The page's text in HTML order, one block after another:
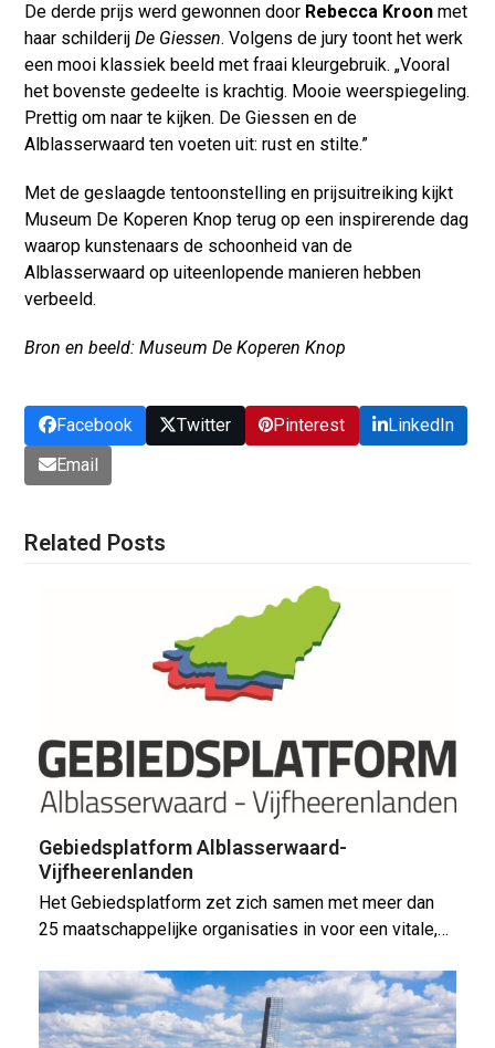
De derde prijs werd gewonnen door Rebecca Kroon met
haar schilderijDe Giessen. Volgens de jury toont het werk
een mooi klassiek beeld met fraai kleurgebruik. „Vooral
het bovenste gedeelte is krachtig. Mooie weerspiegeling.
Prettig om naar te kijken. De Giessen en de
Alblasserwaard ten voeten uit: rust en stilte.”
Met de geslaagde tentoonstelling en prijsuitreiking kijkt
Museum De Koperen Knop terug op een inspirerende dag
waarop kunstenaars de schoonheid van de
Alblasserwaard op uiteenlopende manieren hebben
verbeeld.
Bron en beeld: Museum De Koperen Knop
Facebook Twitter Pinterest
LinkedIn
Email
Related Posts
Gebiedsplatform Alblasserwaard-
Vijfheerenlanden
Het Gebiedsplatform zet zich samen met meer dan
25 maatschappelijke organisaties in voor een vitale,…